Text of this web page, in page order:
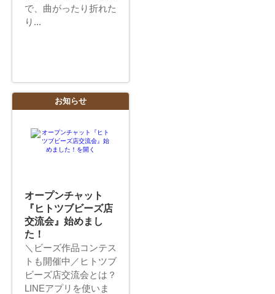
で、曲がったり折れた
り...
お知らせ
オープンチャット
『ヒトツブビーズ店
交流会』始めまし
た！
＼ビーズ作品コンテス
トも開催中／ヒトツブ
ビーズ店交流会とは？
LINEアプリを使いま